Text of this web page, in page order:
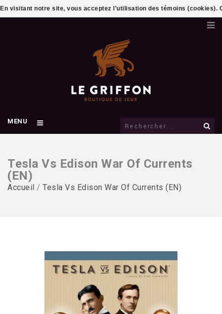
MENU
Tesla Vs Edison War Of Currents
(EN)
Accueil / Tesla Vs Edison War Of Currents (EN)
En visitant notre site, vous acceptez l'utilisation des témoins